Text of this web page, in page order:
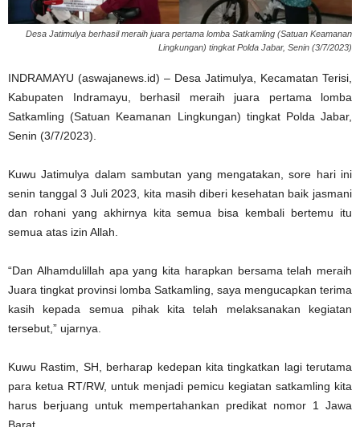
Desa Jatimulya berhasil meraih juara pertama lomba Satkamling (Satuan Keamanan
Lingkungan) tingkat Polda Jabar, Senin (3/7/2023)
INDRAMAYU (aswajanews.id) – Desa Jatimulya, Kecamatan Terisi,
Kabupaten Indramayu, berhasil meraih juara pertama lomba
Satkamling (Satuan Keamanan Lingkungan) tingkat Polda Jabar,
Senin (3/7/2023).
Kuwu Jatimulya dalam sambutan yang mengatakan, sore hari ini
senin tanggal 3 Juli 2023, kita masih diberi kesehatan baik jasmani
dan rohani yang akhirnya kita semua bisa kembali bertemu itu
semua atas izin Allah.
“Dan Alhamdulillah apa yang kita harapkan bersama telah meraih
Juara tingkat provinsi lomba Satkamling, saya mengucapkan terima
kasih kepada semua pihak kita telah melaksanakan kegiatan
tersebut,” ujarnya.
Kuwu Rastim, SH, berharap kedepan kita tingkatkan lagi terutama
para ketua RT/RW, untuk menjadi pemicu kegiatan satkamling kita
harus berjuang untuk mempertahankan predikat nomor 1 Jawa